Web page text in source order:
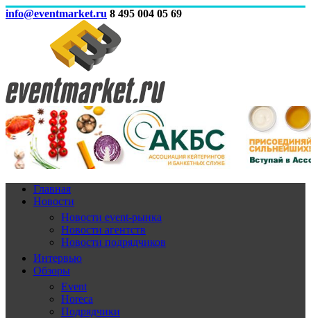
info@eventmarket.ru 8 495 004 05 69
Главная
Новости
Новости event-рынка
Новости агентств
Новости подрядчиков
Интервью
Обзоры
Event
Horeca
Подрядчики